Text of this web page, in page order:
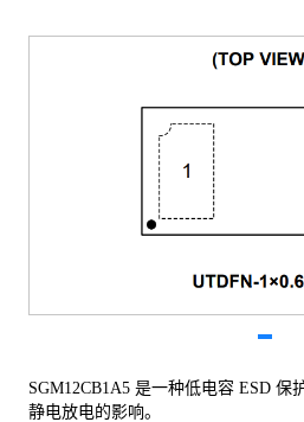
SGM12CB1A5 是一种低电容 ESD 保
静电放电的影响。